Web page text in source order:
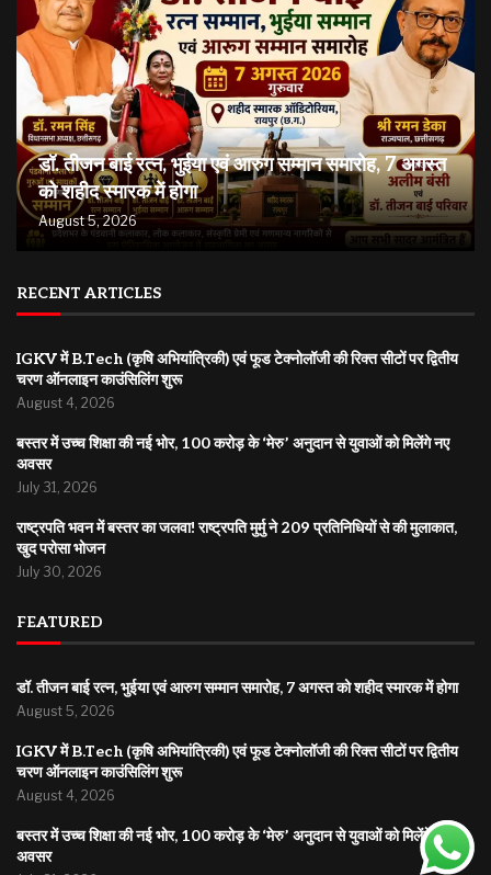
डॉ. तीजन बाई रत्न, भुईया एवं आरुग सम्मान समारोह, 7 अगस्त
को शहीद स्मारक में होगा
August 5, 2026
RECENT ARTICLES
IGKV में B.Tech (कृषि अभियांत्रिकी) एवं फूड टेक्नोलॉजी की रिक्त सीटों पर द्वितीय
चरण ऑनलाइन काउंसिलिंग शुरू
August 4, 2026
बस्तर में उच्च शिक्षा की नई भोर, 100 करोड़ के ‘मेरु’ अनुदान से युवाओं को मिलेंगे नए
अवसर
July 31, 2026
राष्ट्रपति भवन में बस्तर का जलवा! राष्ट्रपति मुर्मु ने 209 प्रतिनिधियों से की मुलाकात,
खुद परोसा भोजन
July 30, 2026
FEATURED
डॉ. तीजन बाई रत्न, भुईया एवं आरुग सम्मान समारोह, 7 अगस्त को शहीद स्मारक में होगा
August 5, 2026
IGKV में B.Tech (कृषि अभियांत्रिकी) एवं फूड टेक्नोलॉजी की रिक्त सीटों पर द्वितीय
चरण ऑनलाइन काउंसिलिंग शुरू
August 4, 2026
बस्तर में उच्च शिक्षा की नई भोर, 100 करोड़ के ‘मेरु’ अनुदान से युवाओं को मिलेंगे नए
अवसर